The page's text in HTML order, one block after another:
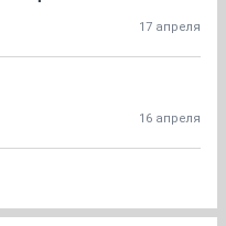
17 апреля
16 апреля